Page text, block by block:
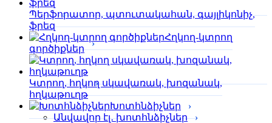
Պերֆորա­տոր, պտուտակահան, գայլիկոնիչ,
ֆրեզ
Հղկող-կտրող
գործիքներ
Կտրող, հղկող սկավառակ, խոզանակ,
հղկաթուղթ
Խոտհնձիչներ
Անվավոր էլ․ խոտհնձիչներ